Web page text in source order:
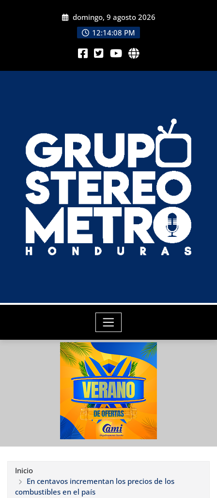
domingo, 9 agosto 2026
12:14:10 PM
Inicio
En centavos incrementan los precios de los
combustibles en el país